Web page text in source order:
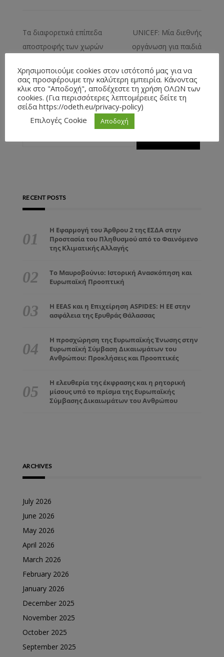
Τα διαφορετικά επίπεδα
αποστροφής των χωρών
περίπτωση της Γερμανίας
UNICEF: Μία διεθνής
οργάνωση για παιδιά
RECENT POSTS
Η Εφαρμογή του Άρθρου 2 της ΕΣΔΑ στην
Προστασία του Πληθυσμού από το Φαινόμενο
της Κλιματικής Αλλαγής
Το Μαυροβούνιο: Ιστορική Ανασκόπηση και
Ευρωπαϊκή Προοπτική
Η EEAS και η Επιχείρηση ASPIDES: Η ΕΕ στην
ασφάλεια της Ερυθράς Θάλασσας
Η προσχώρηση της Ευρωπαϊκής Ένωσης στην
Ευρωπαϊκή Σύμβαση Δικαιωμάτων του
Ανθρώπου: Προκλήσεις και Προοπτικές
Η ελευθερία της έκφρασης και η ρητορική
μίσους υπό το πρίσμα της Ευρωπαϊκής
Σύμβασης Δικαιωμάτων του Ανθρώπου
ARCHIVES
July 2026
June 2026
May 2026
April 2026
March 2026
February 2026
January 2026
December 2025
November 2025
October 2025
September 2025
Χρησιμοποιούμε cookies στον ιστότοπό μας για να
σας προσφέρουμε την καλύτερη εμπειρία. Κάνοντας
κλικ στο "Αποδοχή", αποδέχεστε τη χρήση ΟΛΩΝ των
cookies. (Για περισσότερες λεπτομέρειες δείτε τη
σείδα https://odeth.eu/privacy-policy)
Επιλογές Cookie
Αποδοχή